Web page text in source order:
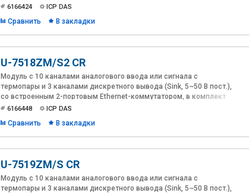
6166424 ICP DAS
Сравнить В закладки
U-7518ZM/S2 CR
Модуль с 10 каналами аналогового ввода или сигнала с
термопары и 3 каналами дискретного вывода (Sink, 5~50 В пост.),
со встроенным 2-портовым Ethernet-коммутатором, в комплект
поставки входит DB-1822 и и CA-252518D, протокол OPC UA
6166448 ICP DAS
Сравнить В закладки
U-7519ZM/S CR
Модуль с 10 каналами аналогового ввода или сигнала с
термопары и 3 каналами дискретного вывода (Sink, 5~50 В пост.),